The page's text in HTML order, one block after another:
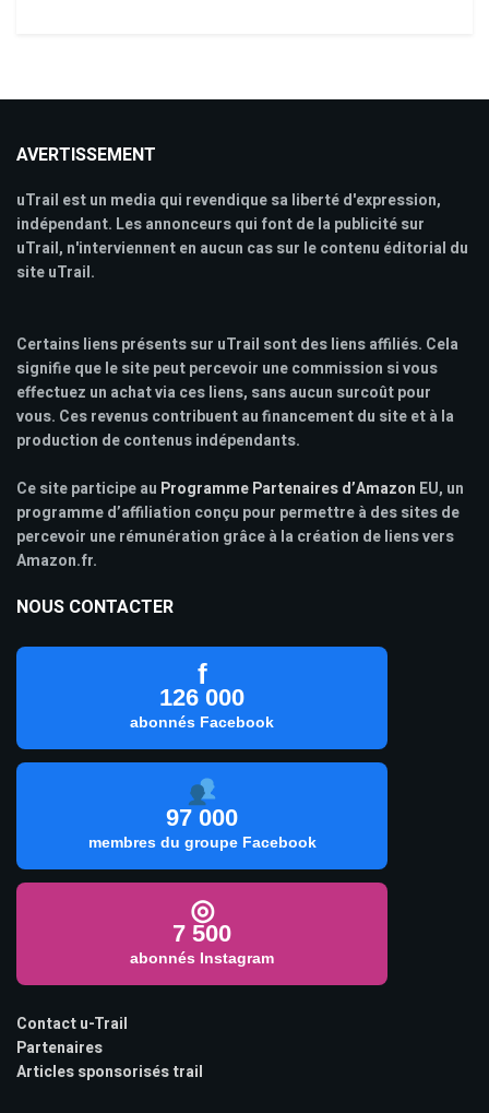
AVERTISSEMENT
uTrail est un media qui revendique sa liberté d'expression,
indépendant. Les annonceurs qui font de la publicité sur
uTrail, n'interviennent en aucun cas sur le contenu éditorial du
site uTrail.
Certains liens présents sur uTrail sont des liens affiliés. Cela
signifie que le site peut percevoir une commission si vous
effectuez un achat via ces liens, sans aucun surcoût pour
vous. Ces revenus contribuent au financement du site et à la
production de contenus indépendants.
Ce site participe au Programme Partenaires d’Amazon EU, un
programme d’affiliation conçu pour permettre à des sites de
percevoir une rémunération grâce à la création de liens vers
Amazon.fr.
NOUS CONTACTER
f
126 000
abonnés Facebook
97 000
membres du groupe Facebook
◎
7 500
abonnés Instagram
Contact u-Trail
Partenaires
Articles sponsorisés trail